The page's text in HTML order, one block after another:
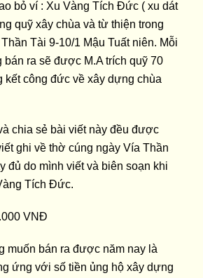
bỏ ví : Xu Vàng Tích Đức ( xu dát
quỹ xây chùa và từ thiện trong
Tài 9-10/1 Mậu Tuất niên. Mỗi
bán ra sẽ được M.A trích quỹ 70
kết công đức về xây dựng chùa
chia sẻ bài viết này đều được
ghi về thờ cúng ngày Vía Thần
đủ do mình viết và biên soạn khi
Tích Đức.
VNĐ
muốn bán ra được năm nay là
ứng với số tiền ủng hộ xây dựng